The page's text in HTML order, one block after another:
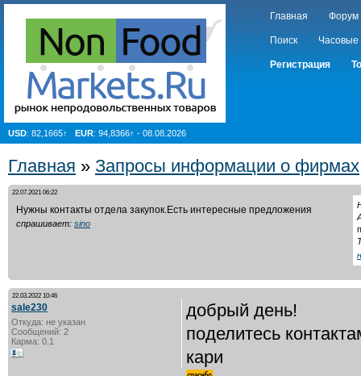
Главная Форум
Поиск Часовые
Регистрация
USD: 82,1665↑ EUR: 94,8366↑ - 08.08.2026
Главная » Запросы информации о фирмах
22.07.2021 06:22
Нужны контакты отдела закупок.Есть интересные предложения
спрашивает: sino
22.03.2022 10:46
sale230
Откуда: не указан
Сообщений: 2
Карма: 0.1
добрый день!
поделитесь
кари